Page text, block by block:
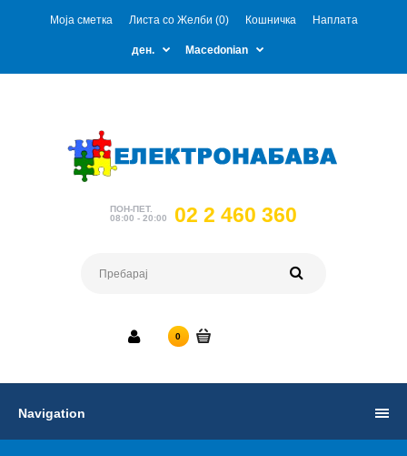
Моја сметка Листа со Желби (0) Кошничка Наплата
ден. Macedonian
ПОН-ПЕТ.
08:00 - 20:00
02 2 460 360
0
Navigation